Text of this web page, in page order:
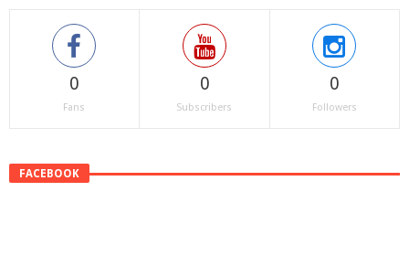
0
Fans
0
Subscribers
0
Followers
FACEBOOK